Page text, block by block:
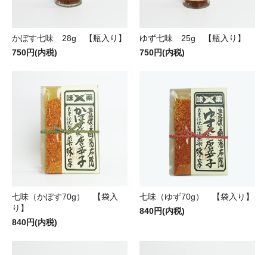
かぼす七味 28g 【瓶入り】
750円(内税)
ゆず七味 25g 【瓶入り】
750円(内税)
七味（かぼす70g） 【袋入
り】
840円(内税)
七味（ゆず70g） 【袋入り】
840円(内税)